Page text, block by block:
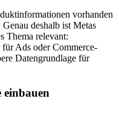
vorhanden
deshalb ist Metas
Thema relevant:
Ads oder Commerce-
Datengrundlage für
einbauen